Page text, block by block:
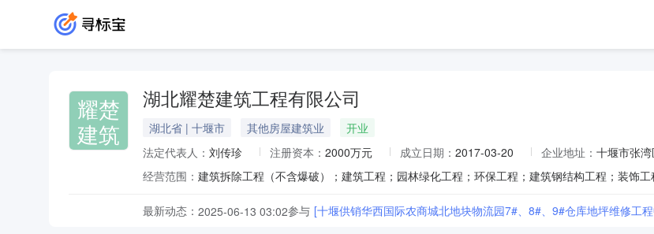
耀楚
建筑
湖北耀楚建筑工程有限公司
湖北省 | 十堰市 其他房屋建筑业
开业
法定代表人： 刘传珍 注册资本： 2000万元 成立日期： 2017-03-20 企业地址： 十堰市张
经营范围：
最新动态： 2025-06-13 03:02参与 [十堰供销华西国际农商城北地块物流园7#、8#、9#仓库地坪维修工